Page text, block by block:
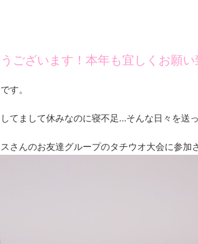
ございます！本年も宜しくお願い
す。
てまして休みなのに寝不足…そんな日々を送っ
さんのお友達グループのタチウオ大会に参加